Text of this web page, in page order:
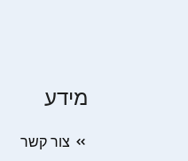
מידע
צור קשר